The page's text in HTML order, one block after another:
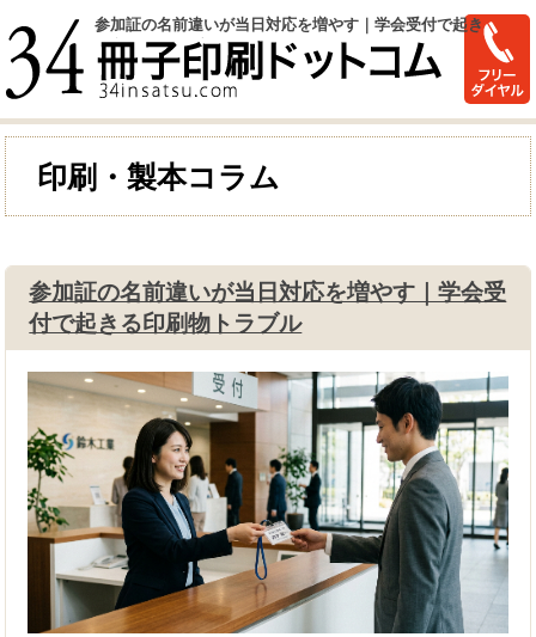
参加証の名前違いが当日対応を増やす｜学会受付で起き
る印刷物トラブル
印刷・製本コラム
参加証の名前違いが当日対応を増やす｜学会受
付で起きる印刷物トラブル